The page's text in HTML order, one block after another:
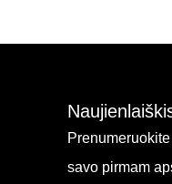
savo pirmam